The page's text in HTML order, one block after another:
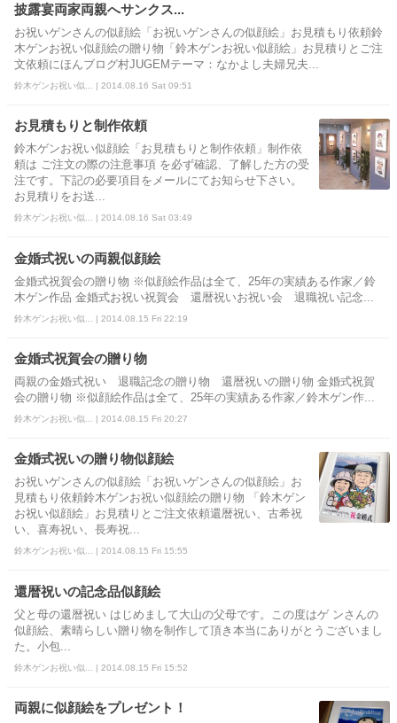
披露宴両家両親へサンクス...
お祝いゲンさんの似顔絵「お祝いゲンさんの似顔絵」お見積もり依頼鈴
木ゲンお祝い似顔絵の贈り物「鈴木ゲンお祝い似顔絵」お見積りとご注
文依頼にほんブログ村JUGEMテーマ：なかよし夫婦兄夫...
鈴木ゲンお祝い似... | 2014.08.16 Sat 09:51
お見積もりと制作依頼
鈴木ゲンお祝い似顔絵「お見積もりと制作依頼」制作依
頼は ご注文の際の注意事項 を必ず確認、了解した方の受
注です。下記の必要項目をメールにてお知らせ下さい。
お見積りをお送...
鈴木ゲンお祝い似... | 2014.08.16 Sat 03:49
金婚式祝いの両親似顔絵
金婚式祝賀会の贈り物 ※似顔絵作品は全て、25年の実績ある作家／鈴
木ゲン作品 金婚式お祝い祝賀会 還暦祝いお祝い会 退職祝い記念...
鈴木ゲンお祝い似... | 2014.08.15 Fri 22:19
金婚式祝賀会の贈り物
両親の金婚式祝い 退職記念の贈り物 還暦祝いの贈り物 金婚式祝賀
会の贈り物 ※似顔絵作品は全て、25年の実績ある作家／鈴木ゲン作...
鈴木ゲンお祝い似... | 2014.08.15 Fri 20:27
金婚式祝いの贈り物似顔絵
お祝いゲンさんの似顔絵「お祝いゲンさんの似顔絵」お
見積もり依頼鈴木ゲンお祝い似顔絵の贈り物 「鈴木ゲン
お祝い似顔絵」お見積りとご注文依頼還暦祝い、古希祝
い、喜寿祝い、長寿祝...
鈴木ゲンお祝い似... | 2014.08.15 Fri 15:55
還暦祝いの記念品似顔絵
父と母の還暦祝い はじめまして大山の父母です。この度はゲ ンさんの
似顔絵、素晴らしい贈り物を制作して頂き本当にありがとうございまし
た。小包...
鈴木ゲンお祝い似... | 2014.08.15 Fri 15:52
両親に似顔絵をプレゼント！